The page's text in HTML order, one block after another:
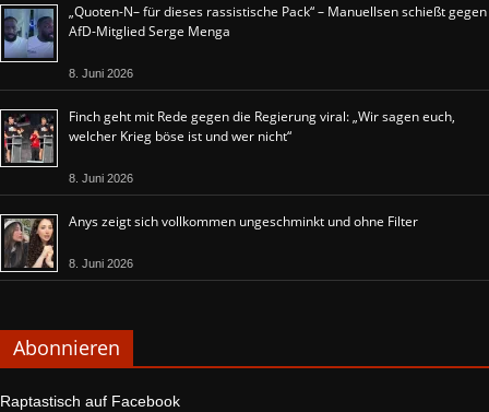
„Quoten-N– für dieses rassistische Pack“ – Manuellsen schießt gegen
AfD-Mitglied Serge Menga
8. Juni 2026
Finch geht mit Rede gegen die Regierung viral: „Wir sagen euch,
welcher Krieg böse ist und wer nicht“
8. Juni 2026
Anys zeigt sich vollkommen ungeschminkt und ohne Filter
8. Juni 2026
Abonnieren
Raptastisch auf Facebook